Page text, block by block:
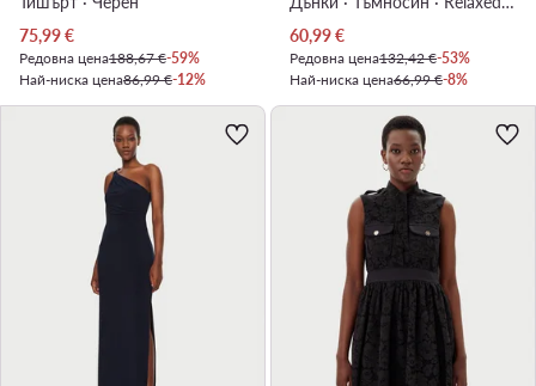
Актуална цена
75,99€
Редовна цена188,67 €-59%
Най-ниска цена86,99 €-12%
Актуална цена
60,99€
Редовна цена132,42 €-53%
Най-ниска цена66,99 €-8%